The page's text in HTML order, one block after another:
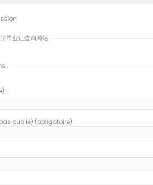
毕业证查询网站
:
:
publié) (obligatoire) :